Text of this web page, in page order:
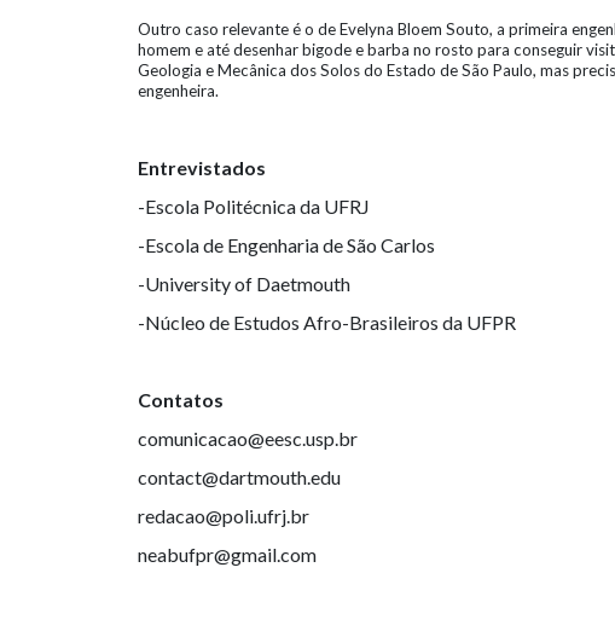
Outro caso relevante é o de Evelyna Bloem Souto, a primeira
homem e até desenhar bigode e barba no rosto para conseguir
Geologia e Mecânica dos Solos do Estado de São Paulo, mas
engenheira.
Entrevistados
-Escola Politécnica da UFRJ
-Escola de Engenharia de São Carlos
-University of Daetmouth
-Núcleo de Estudos Afro-Brasileiros da UFPR
Contatos
comunicacao@eesc.usp.br
contact@dartmouth.edu
redacao@poli.ufrj.br
neabufpr@gmail.com